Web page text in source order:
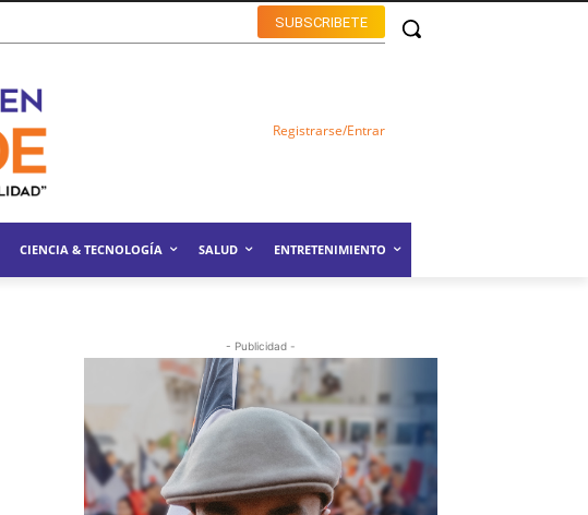
SUBSCRIBETE
Registrarse/Entrar
CIENCIA & TECNOLOGÍA SALUD ENTRETENIMIENTO
- Publicidad -